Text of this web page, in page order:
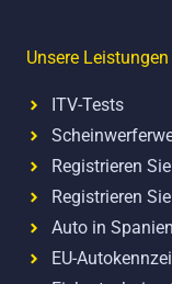
Unsere Leistungen
ITV-Tests
Registrieren
Registrieren
Auto in
EU-